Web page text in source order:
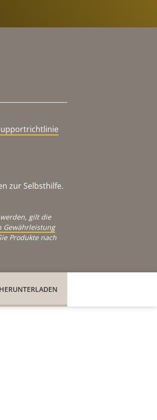
zur Selbsthilfe.
gilt die
Gewährleistung
Produkte nach
HERUNTERLADEN